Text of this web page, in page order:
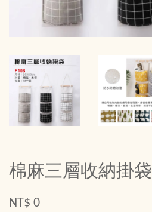
棉麻三層收納掛袋
NT$ 0